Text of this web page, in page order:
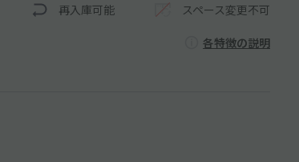
再入庫可能 スペース変更不可
各特徴の説明